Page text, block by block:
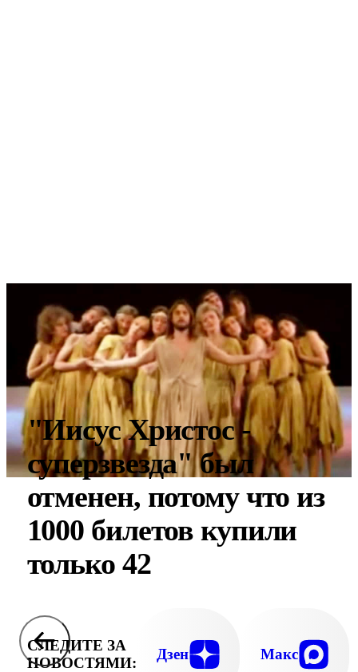
"Иисус Христос -
суперзвезда" был
отменен, потому что из
1000 билетов купили
только 42
СЛЕДИТЕ ЗА
НОВОСТЯМИ:
Дзен Макс